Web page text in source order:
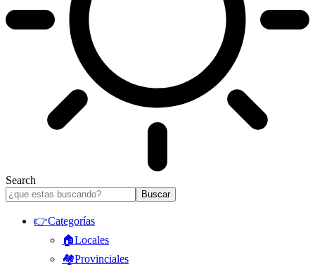
Search
👉Categorías
🏠Locales
🏘️Provinciales